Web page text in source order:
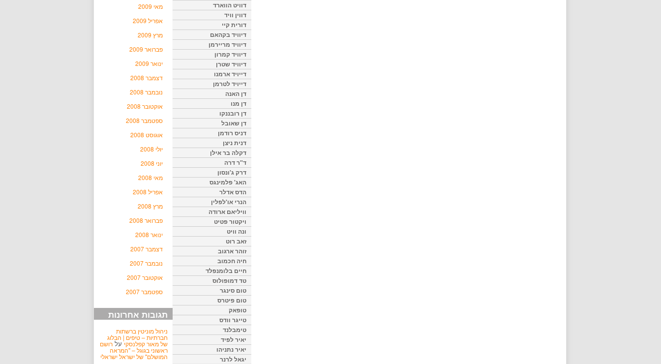
מאי 2009
אפריל 2009
מרץ 2009
פברואר 2009
ינואר 2009
דצמבר 2008
נובמבר 2008
אוקטובר 2008
ספטמבר 2008
אוגוסט 2008
יולי 2008
יוני 2008
מאי 2008
אפריל 2008
מרץ 2008
פברואר 2008
ינואר 2008
דצמבר 2007
נובמבר 2007
אוקטובר 2007
ספטמבר 2007
תגובות אחרונות
ניהול מוניטין ברשתות
חברתיות – טיפים | הבלוג
של מאור קפלנסקיעל רושם
ראשוני בגוגל – "המראה
המושלם" של ישראל ישראלי
דוויט הווארד
דווין וויד
דורית קיי
דיוויד בקהאם
דיוויד מריירמן
דיוויד קמרון
דיוויד שטרן
דייויד ארמנו
דייויד לטרמן
דן האנה
דן מנו
דן רובננקו
דן שאובל
דניס רודמן
דנית ניצן
דקלה בר אילן
ד"ר דרה
דרק ג'ונסון
האג' פלמינגס
הדס אדלר
הנרי או'לפלין
וויליאם ארודה
ויקטור פטיט
ונה וויט
זאב רוט
זוהר ארגוב
חיה חכמוב
חיים בלומנפלד
טד דמופולוס
טום סינגר
טום פיטרס
טופאק
טייגר וודס
טימבלנד
יאיר לפיד
יאיר נתניהו
יגאל לרנר